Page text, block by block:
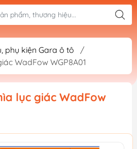
phụ kiện Gara ô tô
/
WadFow WGP8A01
lục giác WadFow